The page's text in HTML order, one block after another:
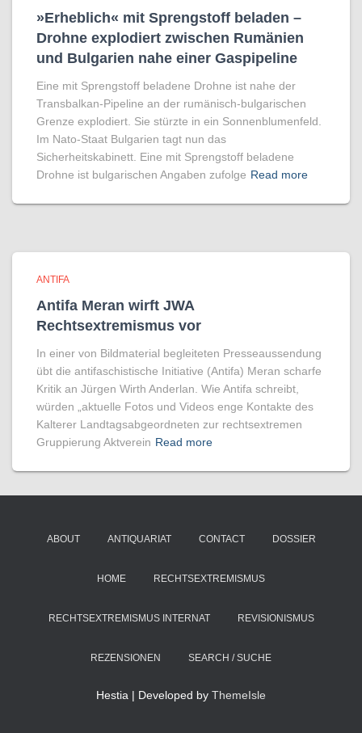
»Erheblich« mit Sprengstoff beladen –
Drohne explodiert zwischen Rumänien
und Bulgarien nahe einer Gaspipeline
Eine mit Sprengstoff beladene Drohne ist nahe der
Transbalkan-Pipeline an der rumänisch-bulgarischen
Grenze explodiert. Sie stürzte in ein Sonnenblumenfeld.
Im Nato-Staat Bulgarien tagt nun das
Sicherheitskabinett. Eine mit Sprengstoff beladene
Drohne ist bulgarischen Angaben zufolge Read more
ANTIFA
Antifa Meran wirft JWA
Rechtsextremismus vor
In einer von Bildmaterial begleiteten Presseaussendung
übt die antifaschistische Initiative (Antifa) Meran scharfe
Kritik an Jürgen Wirth Anderlan. Wie Antifa schreibt,
würden „aktuelle Fotos und Videos enge Kontakte des
Kalterer Landtagsabgeordneten zur rechtsextremen
Gruppierung Aktverein Read more
ABOUT ANTIQUARIAT CONTACT DOSSIER
HOME RECHTSEXTREMISMUS
RECHTSEXTREMISMUS INTERNAT REVISIONISMUS
REZENSIONEN SEARCH / SUCHE
Hestia | Developed by ThemeIsle